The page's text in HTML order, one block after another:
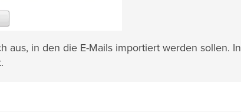
aus, in den die E-Mails importiert werden sollen. In